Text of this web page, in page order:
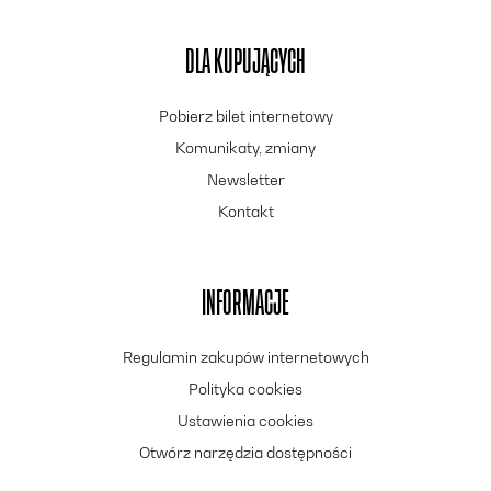
DLA KUPUJĄCYCH
Pobierz bilet internetowy
Komunikaty, zmiany
Newsletter
Kontakt
INFORMACJE
Regulamin zakupów internetowych
Polityka cookies
Ustawienia cookies
Otwórz narzędzia dostępności